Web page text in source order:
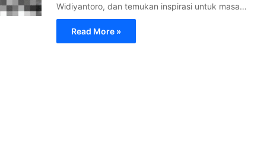
Widiyantoro, dan temukan inspirasi untuk masa…
Read More »